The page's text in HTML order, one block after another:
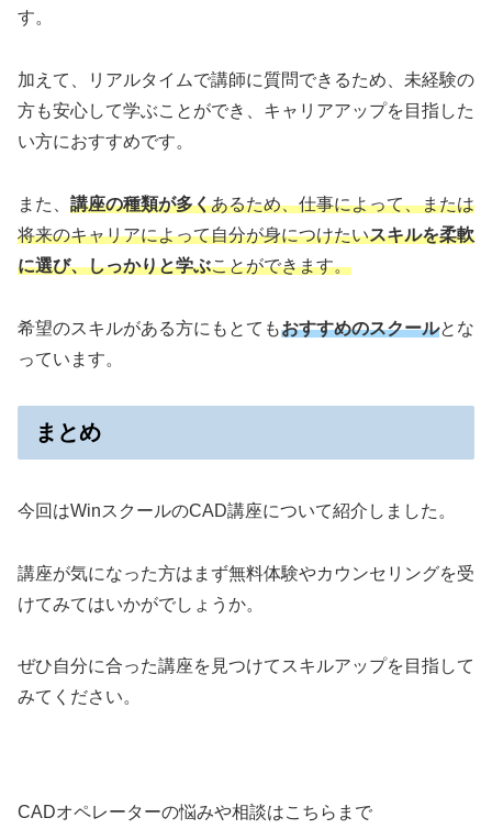
す。
加えて、リアルタイムで講師に質問できるため、未経験の
方も安心して学ぶことができ、キャリアアップを目指した
い方におすすめです。
また、 講座の種類が多くあるため、仕事によって、または
将来のキャリアによって自分が身につけたいスキルを柔軟
に選び、しっかりと学ぶことができます。
希望のスキルがある方にもとてもおすすめのスクールとな
っています。
まとめ
今回はWinスクールのCAD講座について紹介しました。
講座が気になった方はまず無料体験やカウンセリングを受
けてみてはいかがでしょうか。
ぜひ自分に合った講座を見つけてスキルアップを目指して
みてください。
CADオペレーターの悩みや相談はこちらまで